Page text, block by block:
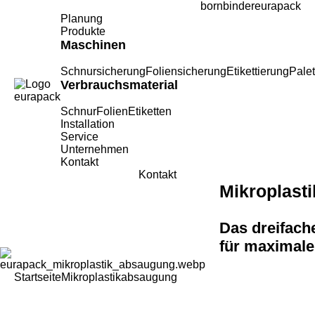
bornbindereurapack
Planung
Produkte
Maschinen
SchnursicherungFoliensicherungEtikettierung
Verbrauchsmaterial
SchnurFolienEtiketten
Installation
Service
Unternehmen
Kontakt
Kontakt
Das
für
StartseiteMikroplastikabsaugung